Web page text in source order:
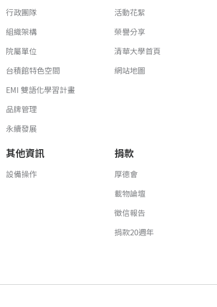
行政團隊
組織架構
院屬單位
台積館特色空間
EMI 雙語化學習計畫
品牌管理
永續發展
活動花絮
榮譽分享
清華大學首頁
網站地圖
其他資訊
設備操作
捐款
厚德會
載物論壇
徵信報告
捐款20週年